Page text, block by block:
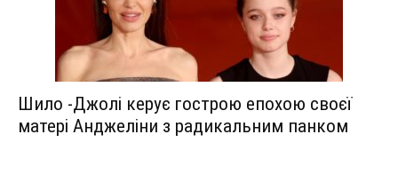
Шило -Джолі керує гострою епохою своєї
матері Анджеліни з радикальним панком